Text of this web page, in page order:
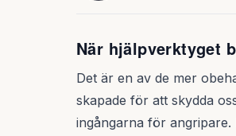
När hjälpverktyget
Det är en av de mer
skapade för att skydda
ingångarna för